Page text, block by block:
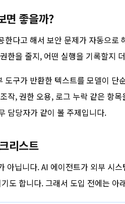
면 좋을까?
한다고 해서 보안 문제가 자동으로
한을 줄지, 어떤 실행을 기록할지
도구가 반환한 텍스트를 모델이
작, 권한 오용, 로그 누락 같은 항
담당자가 같이 볼 주제입니다.
리스트
아닙니다. AI 에이전트가 외부 시
도 합니다. 그래서 도입 전에는